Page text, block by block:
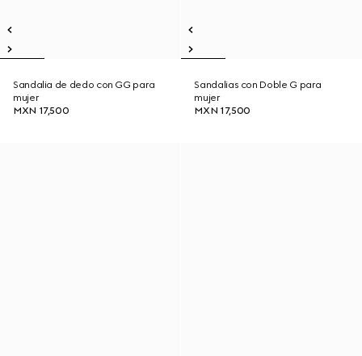
Sandalia de dedo con GG para
mujer
MXN 17,500
Sandalias con Doble G para
mujer
MXN 17,500